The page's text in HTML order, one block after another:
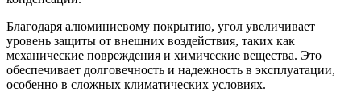
Благодаря алюминиевому покрытию, угол увеличивает
уровень защиты от внешних воздействия, таких как
механические повреждения и химические вещества. Это
обеспечивает долговечность и надежность в эксплуатации,
особенно в сложных климатических условиях.